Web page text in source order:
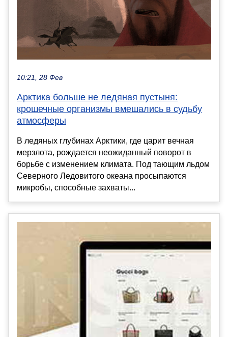
10:21, 28 Фев
Арктика больше не ледяная пустыня:
крошечные организмы вмешались в судьбу
атмосферы
В ледяных глубинах Арктики, где царит вечная
мерзлота, рождается неожиданный поворот в
борьбе с изменением климата. Под тающим льдом
Северного Ледовитого океана просыпаются
микробы, способные захваты...